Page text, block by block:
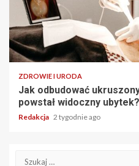
ZDROWIE I URODA
Jak odbudować
powstał widoczny ubytek?
Redakcja 2 tygodnie ago
Szukaj: